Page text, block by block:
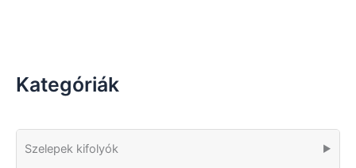
Kategóriák
Szelepek kifolyók ▶